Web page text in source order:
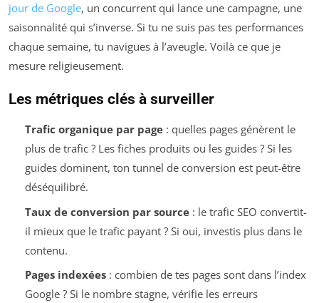
jour de Google, un concurrent qui lance une campagne, une
saisonnalité qui s’inverse. Si tu ne suis pas tes performances
chaque semaine, tu navigues à l’aveugle. Voilà ce que je
mesure religieusement.
Les métriques clés à surveiller
Trafic organique par page: quelles pages génèrent le
plus de trafic ? Les fiches produits ou les guides ? Si les
guides dominent, ton tunnel de conversion est peut-être
déséquilibré.
Taux de conversion par source: le trafic SEO convertit-
il mieux que le trafic payant ? Si oui, investis plus dans le
contenu.
Pages indexées: combien de tes pages sont dans l’index
Google ? Si le nombre stagne, vérifie les erreurs